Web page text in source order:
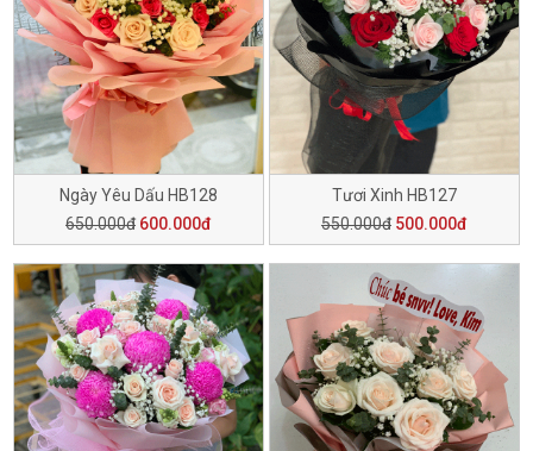
Ngày Yêu Dấu HB128
650.000đ 600.000đ
Tươi Xinh HB127
550.000đ 500.000đ